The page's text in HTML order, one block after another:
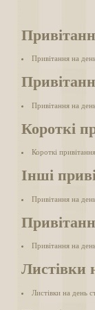
Привітання на
Привітання на
Короткі
Короткі
Інші
Привітання на
Привітання на
Листівки
Листівки на день